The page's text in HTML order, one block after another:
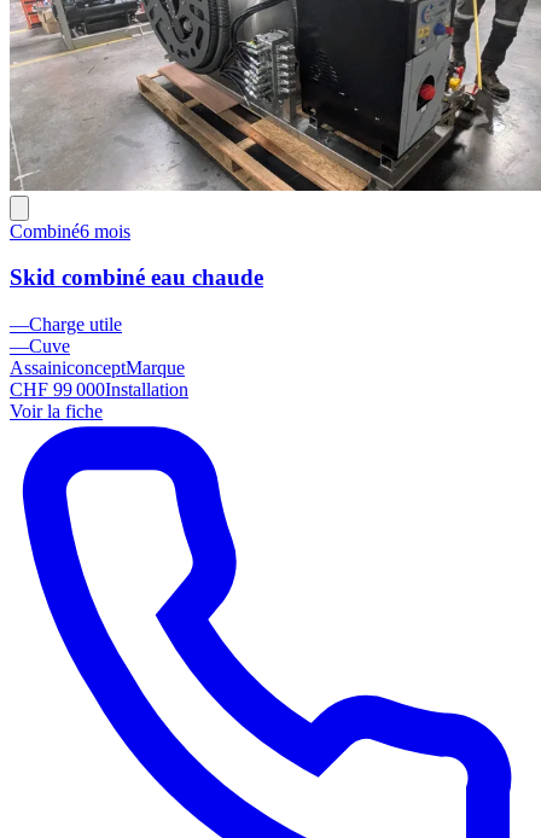
Combiné6 mois
Skid combiné eau chaude
—Charge utile
—Cuve
AssainiconceptMarque
CHF 99 000Installation
Voir la fiche